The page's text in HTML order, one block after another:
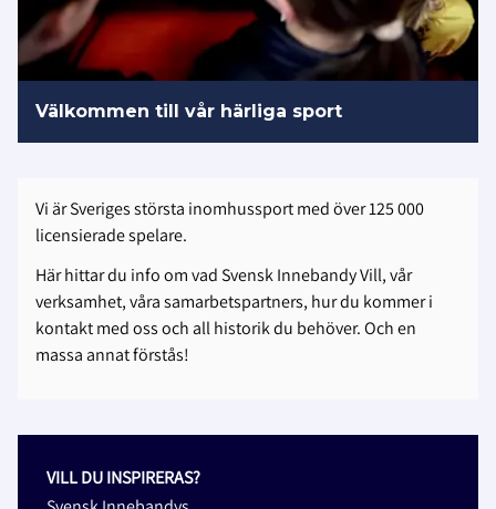
Välkommen till vår härliga sport
Vi är Sveriges största inomhussport med över 125 000
licensierade spelare.
Här hittar du info om vad Svensk Innebandy Vill, vår
verksamhet, våra samarbetspartners, hur du kommer i
kontakt med oss och all historik du behöver. Och en
massa annat förstås!
VILL DU INSPIRERAS?